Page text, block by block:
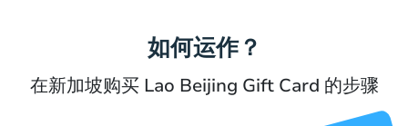
如何运作？
在新加坡购买 Lao Beijing Gift Card 的步骤